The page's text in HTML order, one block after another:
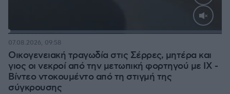
Loaded:
Οικογενειακή τραγωδία στις Σέρρες, μητέρα και
γιος οι νεκροί από την μετωπική φορτηγού με ΙΧ -
Βίντεο ντοκουμέντο από τη στιγμή της
σύγκρουσης
07.08.2026, 09:58